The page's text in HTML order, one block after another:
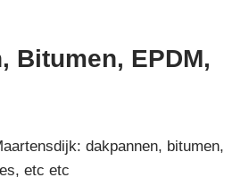
Bitumen, EPDM,
dakpannen, bitumen,
etc etc